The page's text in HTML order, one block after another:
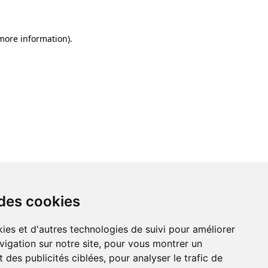
cookies
et d'autres technologies de suivi pour améliorer
sur notre site, pour vous montrer un
des publicités ciblées, pour analyser le trafic de
information).